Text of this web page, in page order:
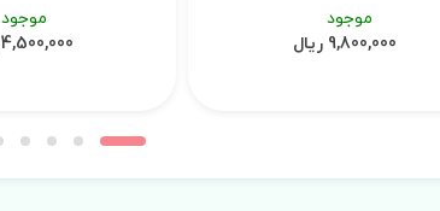
موجود
9,800,000 ریال
موجود
4,500,000 ریال